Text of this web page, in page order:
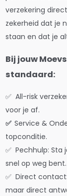
verzekering
zekerheid dat je
staan en dat je
Bij jouw
standaard:
✅ All-risk
voor je af.
✅Service &
topconditie.
✅ Pechhulp: Sta
snel op weg bent.
✅ Direct
maar direct